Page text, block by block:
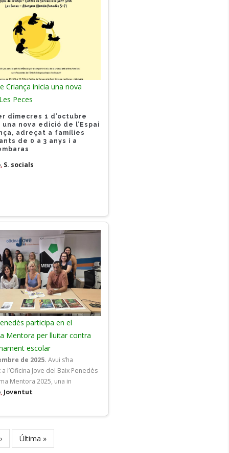
Criança inicia una nova
Peces
dimecres 1 d’octubre
una nova edició de l’Espai
adreçat a famílies
de 0 a 3 anys i a
, S. socials
participa en el
Mentora per lluitar contra
escolar
de 2025.Avui s’ha
l’Oficina Jove del Baix Penedès
Mentora 2025, una in
, Joventut
Last
Última »